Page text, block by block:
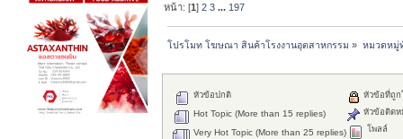
หน้า: [1]2 3 ... 197
โปรโมท โฆษณา สินค้าโรงงานอุตสาหกรรม » หมวดหมู่
หัวข้อปกติ
Hot Topic (More than 15 replies)
Very Hot Topic (More than 25 replies)
หัวข้อที่ถู
หัวข้อติดห
โพลล์